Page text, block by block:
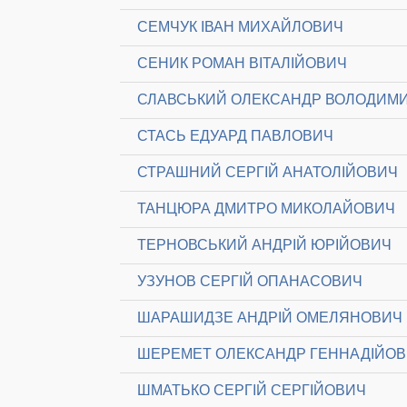
СЕМЧУК ІВАН МИХАЙЛОВИЧ
СЕНИК РОМАН ВІТАЛІЙОВИЧ
СЛАВСЬКИЙ ОЛЕКСАНДР
СТАСЬ ЕДУАРД ПАВЛОВИЧ
СТРАШНИЙ СЕРГІЙ АНАТОЛІЙОВИЧ
ТАНЦЮРА ДМИТРО МИКОЛАЙОВИЧ
ТЕРНОВСЬКИЙ АНДРІЙ ЮРІЙОВИЧ
УЗУНОВ СЕРГІЙ ОПАНАСОВИЧ
ШАРАШИДЗЕ АНДРІЙ ОМЕЛЯНОВИЧ
ШЕРЕМЕТ ОЛЕКСАНДР
ШМАТЬКО СЕРГІЙ СЕРГІЙОВИЧ